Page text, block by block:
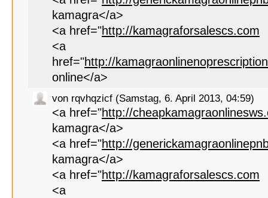
kamagra</a>
<a href="http://kamagraforsalescs.com
<a
href="http://
online</a>
von rqvhqzicf (Samstag, 6. April 2013, 04:59)
<a href="http://
kamagra</a>
<a href="http://
kamagra</a>
<a href="http://kamagraforsalescs.com
<a